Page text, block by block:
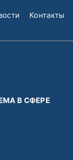
Контакты
В СФЕРЕ